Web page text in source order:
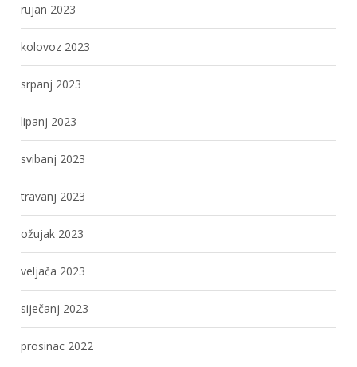
rujan 2023
kolovoz 2023
srpanj 2023
lipanj 2023
svibanj 2023
travanj 2023
ožujak 2023
veljača 2023
siječanj 2023
prosinac 2022